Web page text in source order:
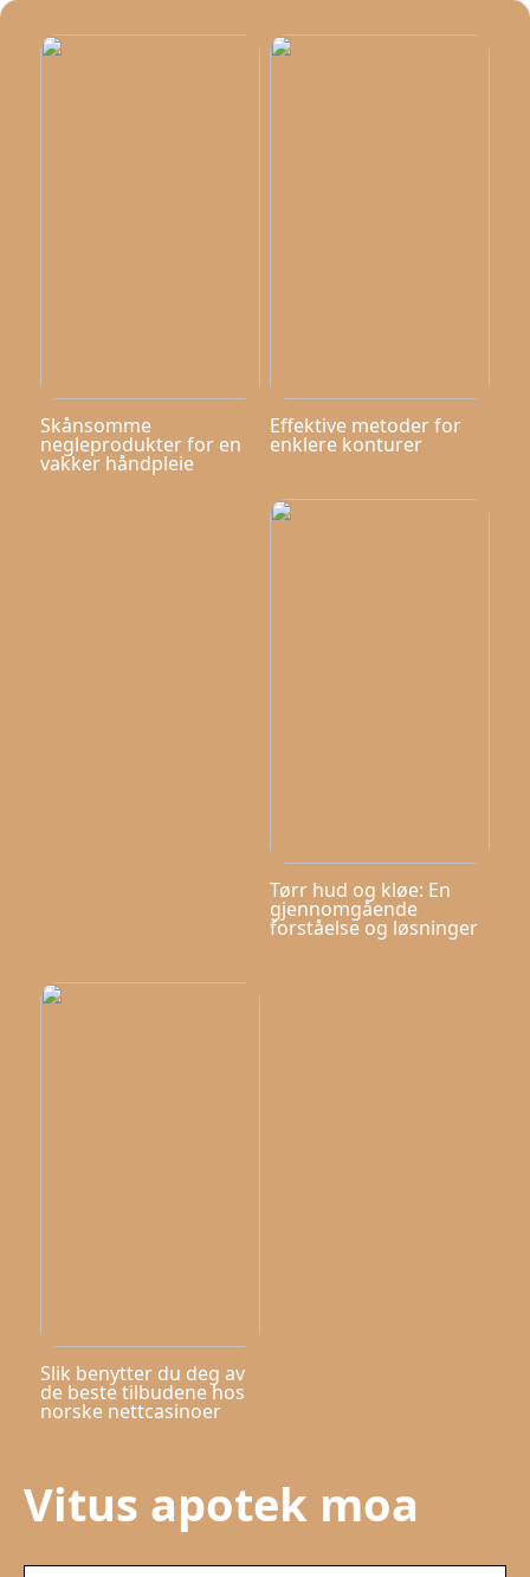
Skånsomme
negleprodukter for en
vakker håndpleie
Effektive metoder for
enklere konturer
Tørr hud og kløe: En
gjennomgående
forståelse og løsninger
Slik benytter du deg av
de beste tilbudene hos
norske nettcasinoer
Vitus apotek moa